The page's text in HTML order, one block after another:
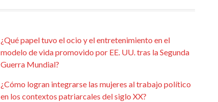
¿Qué papel tuvo el ocio y el entretenimiento en el
modelo de vida promovido por EE. UU. tras la Segunda
Guerra Mundial?
¿Cómo logran integrarse las mujeres al trabajo político
en los contextos patriarcales del siglo XX?